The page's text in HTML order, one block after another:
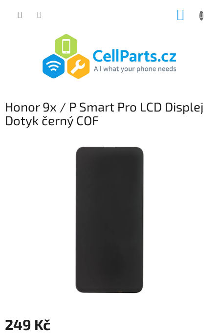
Honor 9x / P Smart Pro LCD Displej
Dotyk černý COF
249 Kč